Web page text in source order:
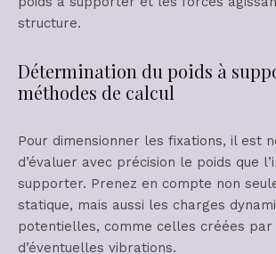
structure.
Détermination du poids à
méthodes de calcul
Pour dimensionner les fixations, il est
d’évaluer avec précision le poids que
supporter. Prenez en compte non
statique, mais aussi les charges
potentielles, comme celles créées par
d’éventuelles vibrations.